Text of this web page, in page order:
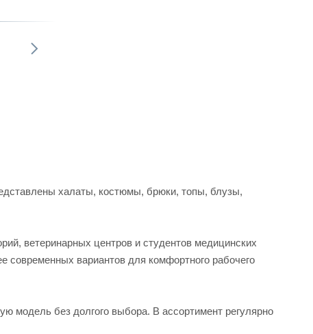
халаты, костюмы, брюки, топы, блузы,
ветеринарных центров и студентов медицинских
вариантов для комфортного рабочего
модель без долгого выбора. В ассортимент регулярно